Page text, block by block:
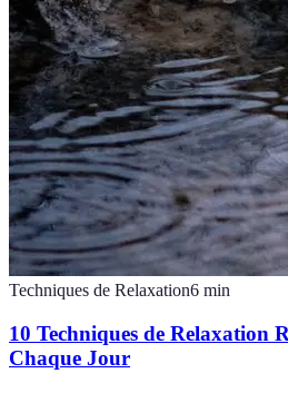
Techniques de Relaxation6 min
10 Techniques de Relaxation
Chaque Jour